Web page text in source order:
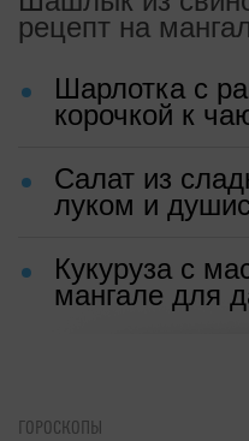
рецепт на
Шарлотка с
корочкой к
Салат из
луком и
Кукуруза с
мангале для
ГОРОСКОПЫ